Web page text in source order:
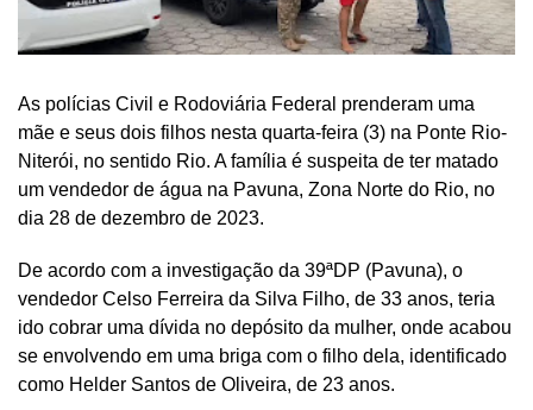
As polícias Civil e Rodoviária Federal prenderam uma
mãe e seus dois filhos nesta quarta-feira (3) na Ponte Rio-
Niterói, no sentido Rio. A família é suspeita de ter matado
um vendedor de água na Pavuna, Zona Norte do Rio, no
dia 28 de dezembro de 2023.
De acordo com a investigação da 39ªDP (Pavuna), o
vendedor Celso Ferreira da Silva Filho, de 33 anos, teria
ido cobrar uma dívida no depósito da mulher, onde acabou
se envolvendo em uma briga com o filho dela, identificado
como Helder Santos de Oliveira, de 23 anos.